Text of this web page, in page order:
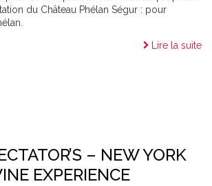
du Château Phélan Ségur : pour
Lire la suite
– NEW YORK
EXPERIENCE